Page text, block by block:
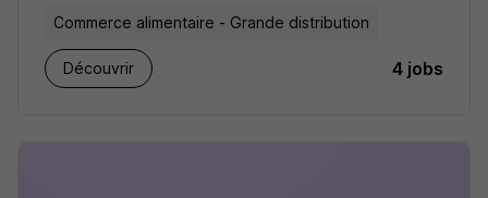
Commerce alimentaire - Grande distribution
Découvrir 4 jobs